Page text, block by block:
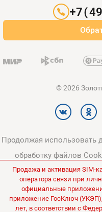
Оплата и доставка
© 2026
Продолжая использовать
обработку файлов
данных, в соответствии с
Политикой в отношении
Все цены на
Продажа и активация SIM-
оператора связи при
официальные
приложение ГосКлюч
лет, в соответствии с